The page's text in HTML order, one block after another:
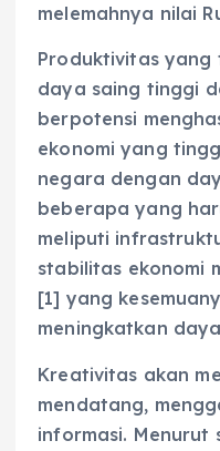
melemahnya nilai
Produktivitas yang
daya saing tinggi
berpotensi
ekonomi yang
negara dengan
beberapa yang
meliputi
stabilitas ekonomi
[1] yang
meningkatkan
Kreativitas akan
mendatang,
informasi. Menurut